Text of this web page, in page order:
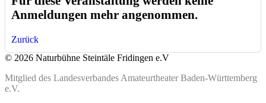
Anmeldungen mehr angenommen.
Zurück
© 2026 Naturbühne Steintäle Fridingen e.V
Mitglied des Landesverbandes Amateurtheater Baden-Württemberg
e.V.